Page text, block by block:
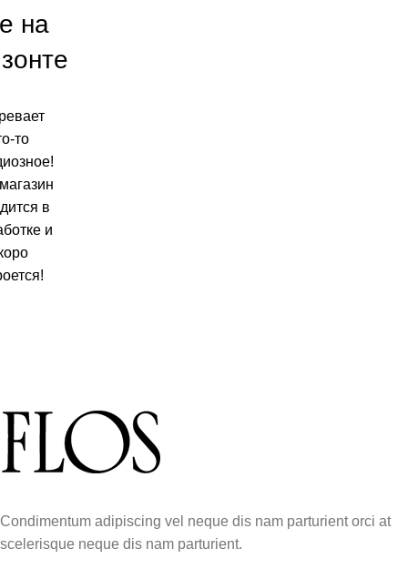
на
то
в
и
Condimentum adipiscing vel neque dis nam parturient orci at
scelerisque neque dis nam parturient.